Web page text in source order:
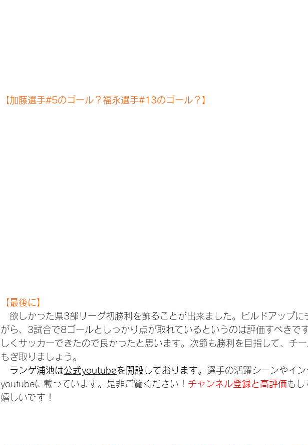
【加藤選手#5のゴール？福永選手#13のゴール？】
【最後に】
欲しかった県3部リーグ初勝利を飾ることが出来ました。ビルドアップに
がら、3試合で8ゴールとしっかり点が取れているというのは評価すべきで
しくサッカーできたので良かったと思います。次節も勝利を目指して、チ
もぎ取りましょう。
ランゲ浦池は公式youtubeを開設しております。 選手の活躍シーンやイ
youtubeに載っています。是非ご覧ください！ チャンネル登録と高評価もし
嬉しいです！